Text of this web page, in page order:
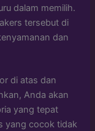
dalam memilih.
tersebut di
dan
di atas dan
Anda akan
yang tepat
yang cocok tidak